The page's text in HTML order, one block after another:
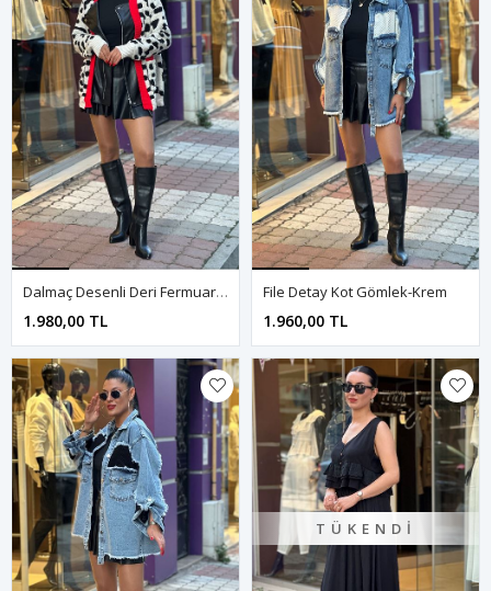
Dalmaç Desenli Deri Fermuar Detay Hırka-Krem
1.980,00 TL
File Detay Kot Gömlek-Krem
1.960,00 TL
TÜKENDI